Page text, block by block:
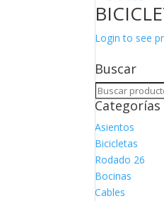
Login to see
Buscar
Buscar
por:
Asientos
Bicicletas
Rodado 26
Bocinas
Cables